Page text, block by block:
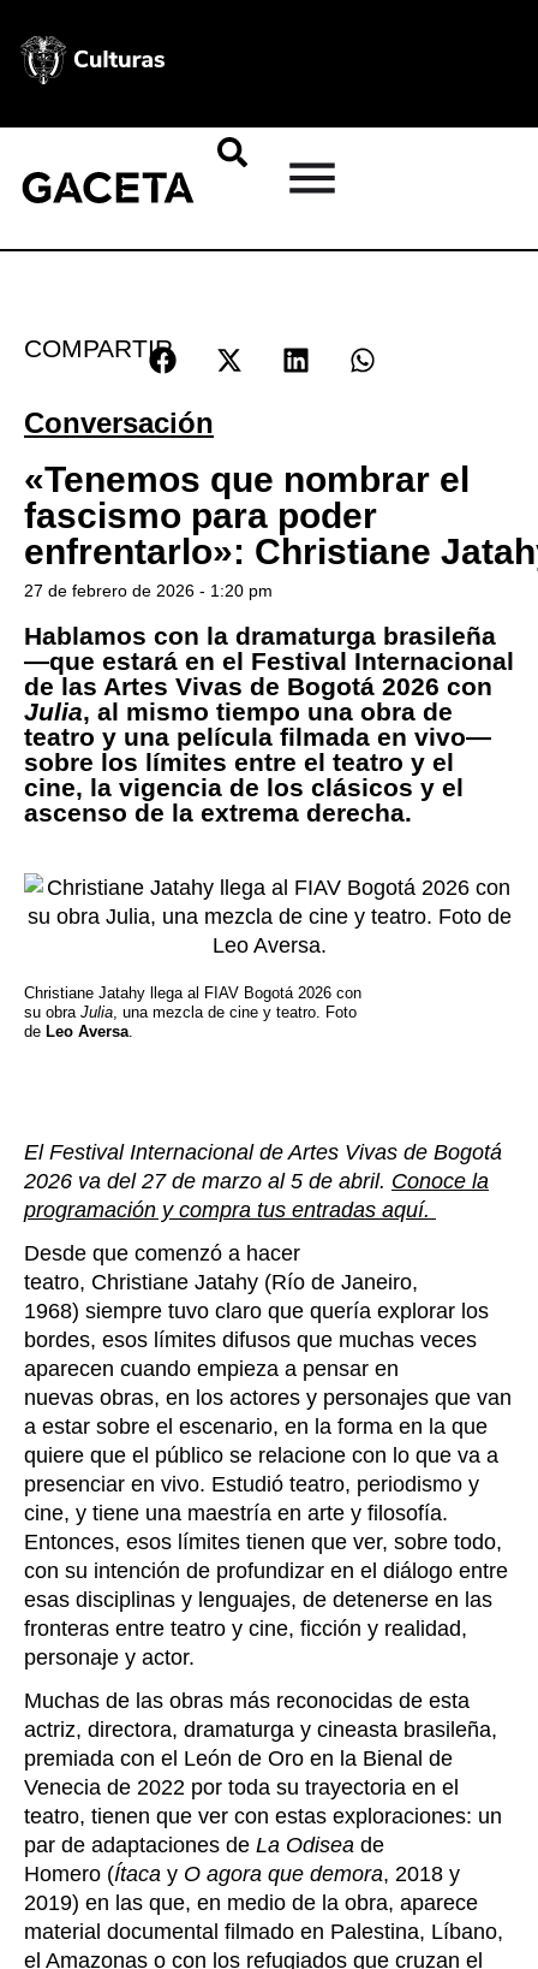
COMPARTIR
Conversación
«Tenemos que nombrar el
fascismo para poder
enfrentarlo»: Christiane
27 de febrero de 2026 - 1:20 pm
Hablamos con la dramaturga brasileña
—que estará en el Festival Internacional
de las Artes Vivas de Bogotá 2026 con
Julia, al mismo tiempo una obra de
teatro y una película filmada en vivo—
sobre los límites entre el teatro y el
cine, la vigencia de los clásicos y el
ascenso de la extrema derecha.
Christiane Jatahy llega al FIAV Bogotá 2026 con
su obra Julia , una mezcla de cine y teatro. Foto
de Leo Aversa
El Festival Internacional de Artes Vivas de Bogotá
2026 va del 27 de marzo al 5 de abril. Conoce la
programación y compra tus entradas aquí.
Desde que comenzó a hacer
teatro, Christiane Jatahy (Río de Janeiro,
1968) siempre tuvo claro que quería explorar los
bordes, esos límites difusos que muchas veces
aparecen cuando empieza a pensar en
nuevas obras, en los actores y personajes que van
a estar sobre el escenario, en la forma en la que
quiere que el público se relacione con lo que va a
presenciar en vivo. Estudió teatro, periodismo y
cine, y tiene una maestría en arte y filosofía.
Entonces, esos límites tienen que ver, sobre todo,
con su intención de profundizar en el diálogo entre
esas disciplinas y lenguajes, de detenerse en las
fronteras entre teatro y cine, ficción y realidad,
personaje y actor.
Muchas de las obras más reconocidas de esta
actriz, directora, dramaturga y cineasta brasileña,
premiada con el León de Oro en la Bienal de
Venecia de 2022 por toda su trayectoria en el
teatro, tienen que ver con estas exploraciones: un
par de adaptaciones de La Odisea de
Homero (Ítaca y O agora que demora, 2018 y
2019) en las que, en medio de la obra, aparece
material documental filmado en Palestina, Líbano,
el Amazonas o con los refugiados que cruzan el